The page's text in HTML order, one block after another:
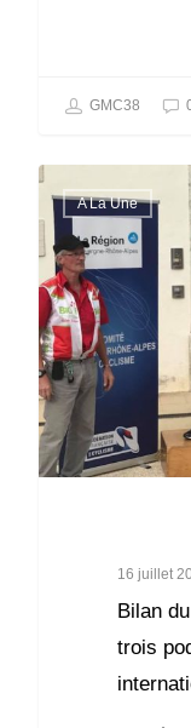
GMC38
A La Une
16 juillet
Bilan
trois